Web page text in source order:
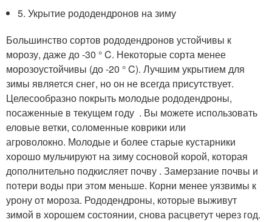
5. Укрытие рододендронов на зиму
Большинство сортов рододендронов устойчивы к
морозу, даже до -30 ° C. Некоторые сорта менее
морозоустойчивы (до -20 ° C). Лучшим укрытием для
зимы является снег, но он не всегда присутствует.
Целесообразно покрыть молодые рододендроны,
посаженные в текущем году . Вы можете использовать
еловые ветки, соломенные коврики или
агроволокно. Молодые и более старые кустарники
хорошо мульчируют на зиму сосновой корой, которая
дополнительно подкисляет почву . Замерзание почвы и
потери воды при этом меньше. Корни менее уязвимы к
урону от мороза. Рододендроны, которые выживут
зимой в хорошем состоянии, снова расцветут через год.